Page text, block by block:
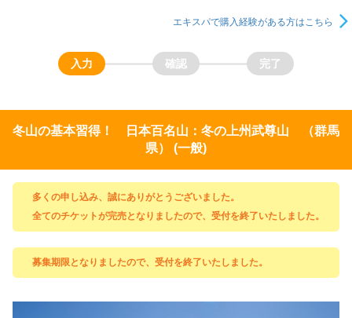
エキスパで購入経験がある方はこちら
冬山の基本習得！ 日本百名山：冬の上州武尊山 （群馬
県） (一般)
多くの申し込み、誠にありがとうございました。
全てのチケットが完売となりましたので、受付を終了いたしました。
募集期限となりましたので、受付を終了いたしました。